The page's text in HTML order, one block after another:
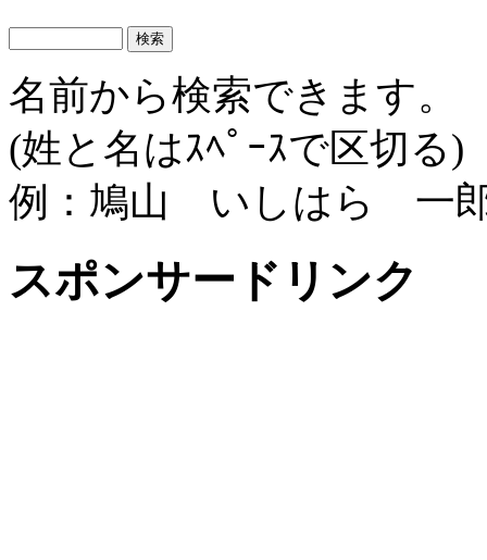
名前から検索できます。
(姓と名はｽﾍﾟｰｽで区切る)
例：鳩山 いしはら 一
スポンサードリンク